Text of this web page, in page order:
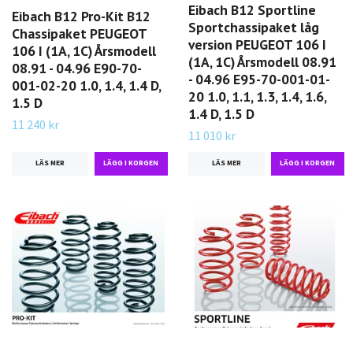
Eibach B12 Pro-Kit B12
Chassipaket PEUGEOT
106 I (1A, 1C) Årsmodell
08.91 - 04.96 E90-70-
001-02-20 1.0, 1.4, 1.4 D,
1.5 D
11 240 kr
LÄS MER
Eibach B12 Sportline
Sportchassipaket låg
version PEUGEOT 106 I
(1A, 1C) Årsmodell 08.91
- 04.96 E95-70-001-01-
20 1.0, 1.1, 1.3, 1.4, 1.6,
1.4 D, 1.5 D
11 010 kr
LÄS MER